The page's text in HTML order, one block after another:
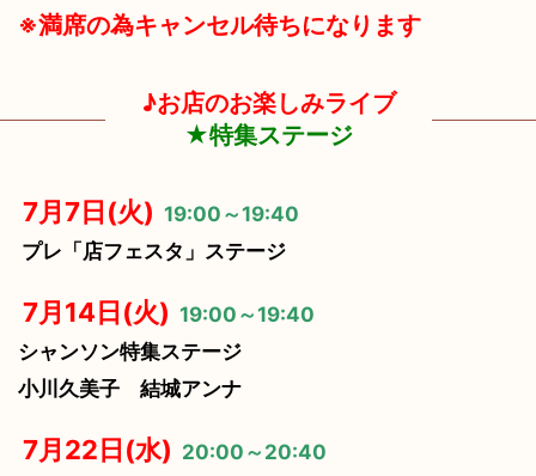
※満席の為キャンセル待ちになります
♪お店のお楽しみライブ
★特集ステージ
7月7日(火) 19:00～19:40
プレ「店フェスタ」ステージ
7月14日(火) 19:00～19:40
シャンソン特集ステージ
小川久美子 結城アンナ
7月22日(水) 20:00～20:40